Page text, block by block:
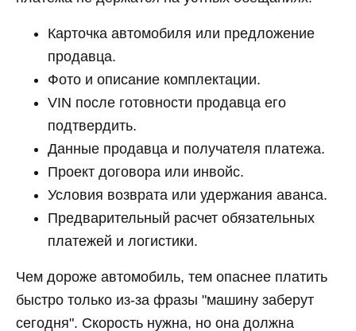
Карточка автомобиля или предложение
продавца.
Фото и описание комплектации.
VIN после готовности продавца его
подтвердить.
Данные продавца и получателя платежа.
Проект договора или инвойс.
Условия возврата или удержания аванса.
Предварительный расчет обязательных
платежей и логистики.
Чем дороже автомобиль, тем опаснее платить
быстро только из-за фразы "машину заберут
сегодня". Скорость нужна, но она должна